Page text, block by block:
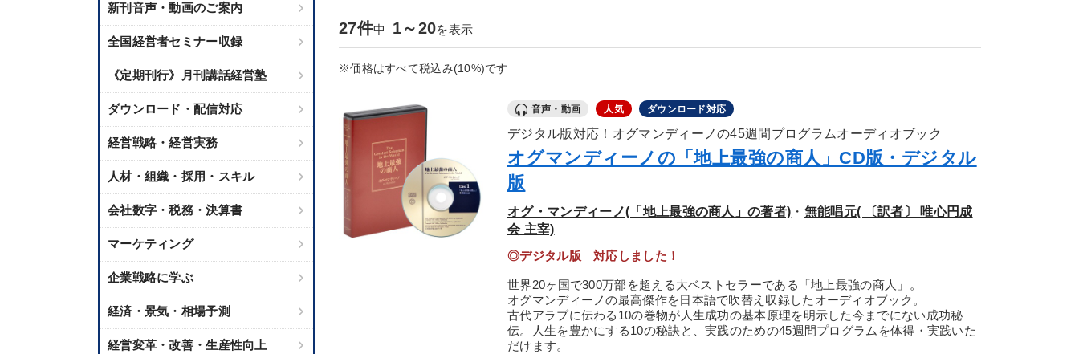
新刊音声・動画のご案内
全国経営者セミナー収録
《定期刊行》月刊講話経営塾
ダウンロード・配信対応
経営戦略・経営実務
人材・組織・採用・スキル
会社数字・税務・決算書
マーケティング
企業戦略に学ぶ
経済・景気・相場予測
経営変革・改善・生産性向上
27件中 1～20を表示
※価格はすべて税込み(10%)です
音声・動画 人気 ダウンロード対応
デジタル版対応！オグマンディーノの45週間プログラムオーディオブック
オグマンディーノの「地上最強の商人」CD版・デジタル
版
オグ・マンディーノ(「地上最強の商人」の著者) ・ 無能唱元( 〔訳者〕 唯心円成
会 主宰)
◎デジタル版 対応しました！
世界20ヶ国で300万部を超える大ベストセラーである「地上最強の商人」。
オグマンディーノの最高傑作を日本語で吹替え収録したオーディオブック。
古代アラブに伝わる10の巻物が人生成功の基本原理を明示した今までにない成功秘
伝。人生を豊かにする10の秘訣と、実践のための45週間プログラムを体得・実践いた
だけます。